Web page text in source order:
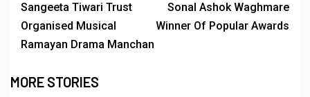
Sangeeta Tiwari Trust
Organised Musical
Ramayan Drama Manchan
Sonal Ashok Waghmare
Winner Of Popular Awards
MORE STORIES